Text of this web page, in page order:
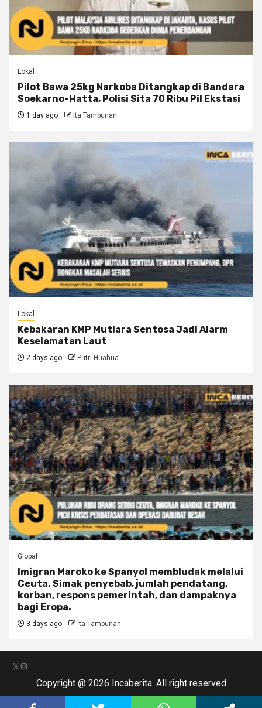
Lokal
Pilot Bawa 25kg Narkoba Ditangkap di Bandara
Soekarno-Hatta, Polisi Sita 70 Ribu Pil Ekstasi
1 day ago Ita Tambunan
Lokal
Kebakaran KMP Mutiara Sentosa Jadi Alarm
Keselamatan Laut
2 days ago Putri Huahua
Global
Imigran Maroko ke Spanyol membludak melalui
Ceuta. Simak penyebab, jumlah pendatang,
korban, respons pemerintah, dan dampaknya
bagi Eropa.
3 days ago Ita Tambunan
X Instagram
Copyright @ 2026 Incaberita. All right reserved